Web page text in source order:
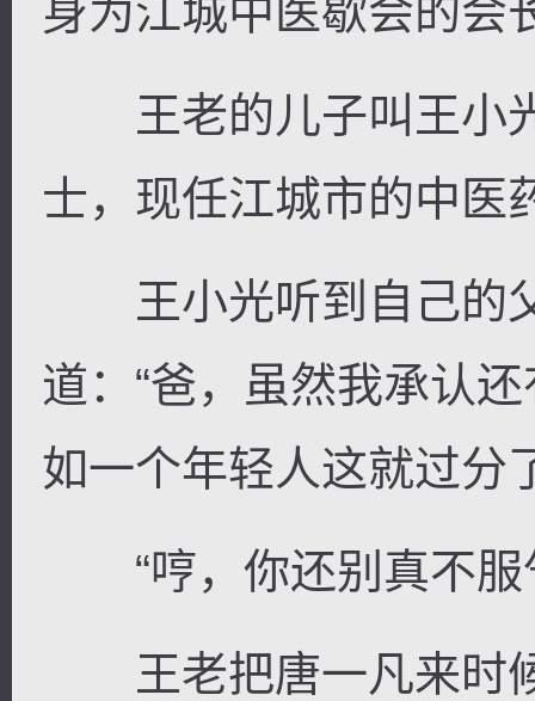
身为江城中医歇会的会
王老的儿子叫王小
士，现任江城市的中医
王小光听到自己的
道：“爸，虽然我承认
如一个年轻人这就过分
“哼，你还别真不服
王老把唐一凡来时